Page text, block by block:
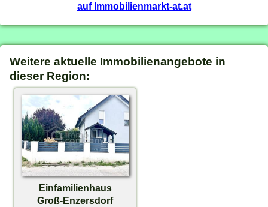
auf Immobilienmarkt-at.at
Weitere aktuelle Immobilienangebote in
dieser Region:
Einfamilienhaus
Groß-Enzersdorf